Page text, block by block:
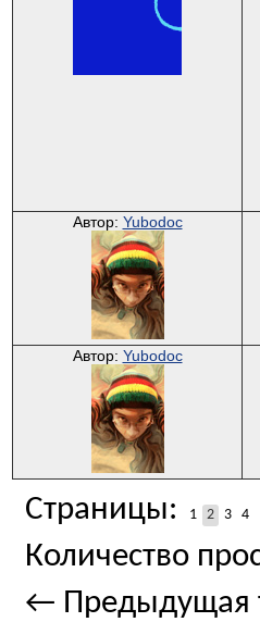
Автор: Yubodoc
Автор: Yubodoc
Страницы: 1 2 3 4
Количество
← Предыдущая